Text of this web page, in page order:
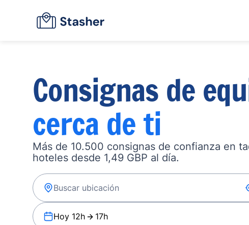
Consignas de
cerca de ti
Más de 10.500 consignas de confianza en
hoteles desde 1,49 GBP al día.
Hoy 12h 17h